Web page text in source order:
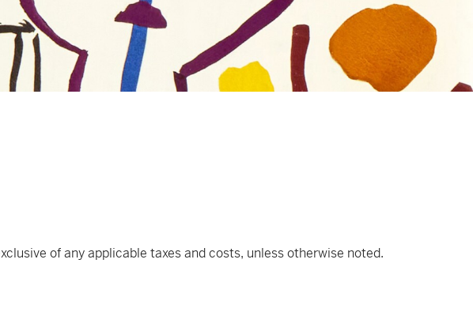
of any applicable taxes and costs, unless otherwise noted.